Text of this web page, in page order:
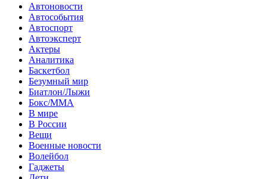
Автоновости
Автособытия
Автоспорт
Автоэксперт
Актеры
Аналитика
Баскетбол
Безумный мир
Биатлон/Лыжи
Бокс/MMA
В мире
В России
Вещи
Военные новости
Волейбол
Гаджеты